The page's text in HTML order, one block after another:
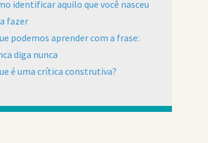
identificar aquilo que você nasceu
fazer
podemos aprender com a frase:
diga nunca
é uma crítica construtiva?